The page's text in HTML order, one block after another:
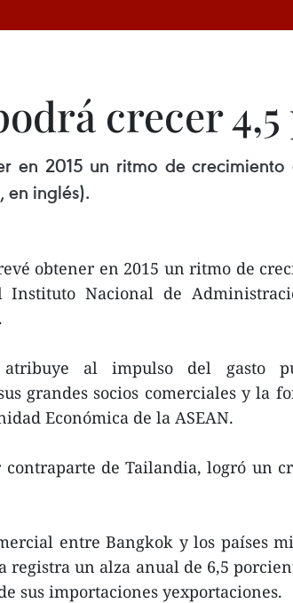
crecer
en 2015 un ritmo de
inglés).
obtener en 2015 un ritmo de
Nacional de
al impulso del gasto
grandes socios comerciales y la
Económica de la ASEAN.
contraparte de Tailandia, logró un
entre Bangkok y los países
registra un alza anual de 6,5
sus importaciones yexportaciones.